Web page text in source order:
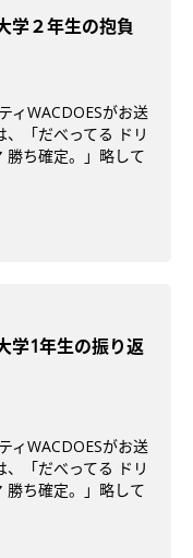
学２年生の抱負
ィWACDOESがお送
「だべってる ドリ
勝ち確定。」略して
学1年生の振り返
ィWACDOESがお送
「だべってる ドリ
勝ち確定。」略して